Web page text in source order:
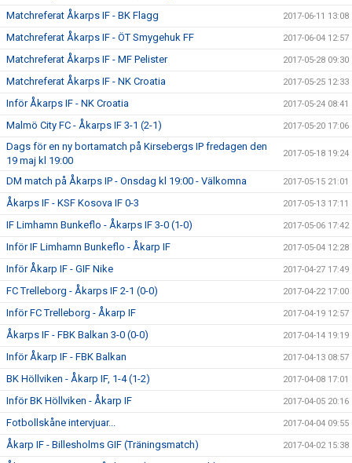
Matchreferat Åkarps IF - BK Flagg 2017-06-11 13:08
Matchreferat Åkarps IF - ÖT Smygehuk FF 2017-06-04 12:57
Matchreferat Åkarps IF - MF Pelister 2017-05-28 09:30
Matchreferat Åkarps IF - NK Croatia 2017-05-25 12:33
Inför Åkarps IF - NK Croatia 2017-05-24 08:41
Malmö City FC - Åkarps IF 3-1 (2-1) 2017-05-20 17:06
Dags för en ny bortamatch på Kirsebergs IP fredagen den
19 maj kl 19:00
2017-05-18 19:24
DM match på Åkarps IP - Onsdag kl 19:00 - Välkomna 2017-05-15 21:01
Åkarps IF - KSF Kosova IF 0-3 2017-05-13 17:11
IF Limhamn Bunkeflo - Åkarps IF 3-0 (1-0) 2017-05-06 17:42
Inför IF Limhamn Bunkeflo - Åkarp IF 2017-05-04 12:28
Inför Åkarp IF - GIF Nike 2017-04-27 17:49
FC Trelleborg - Åkarps IF 2-1 (0-0) 2017-04-22 17:00
Inför FC Trelleborg - Åkarp IF 2017-04-19 12:57
Åkarps IF - FBK Balkan 3-0 (0-0) 2017-04-14 19:19
Inför Åkarp IF - FBK Balkan 2017-04-13 08:57
BK Höllviken - Åkarp IF, 1-4 (1-2) 2017-04-08 17:01
Inför BK Höllviken - Åkarp IF 2017-04-05 20:16
Fotbollskåne intervjuar... 2017-04-04 09:55
Åkarp IF - Billesholms GIF (Träningsmatch) 2017-04-02 15:38